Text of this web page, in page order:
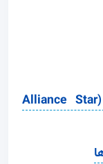
۱. سیستم ستاره‌ای اتحاد (Alliance Star